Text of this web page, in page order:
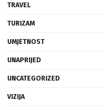
TRAVEL
TURIZAM
UMJETNOST
UNAPRIJED
UNCATEGORIZED
VIZIJA